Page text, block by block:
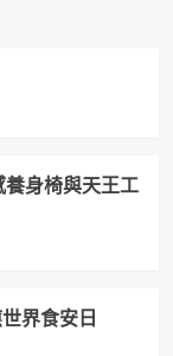
養身椅與天王工
界食安日